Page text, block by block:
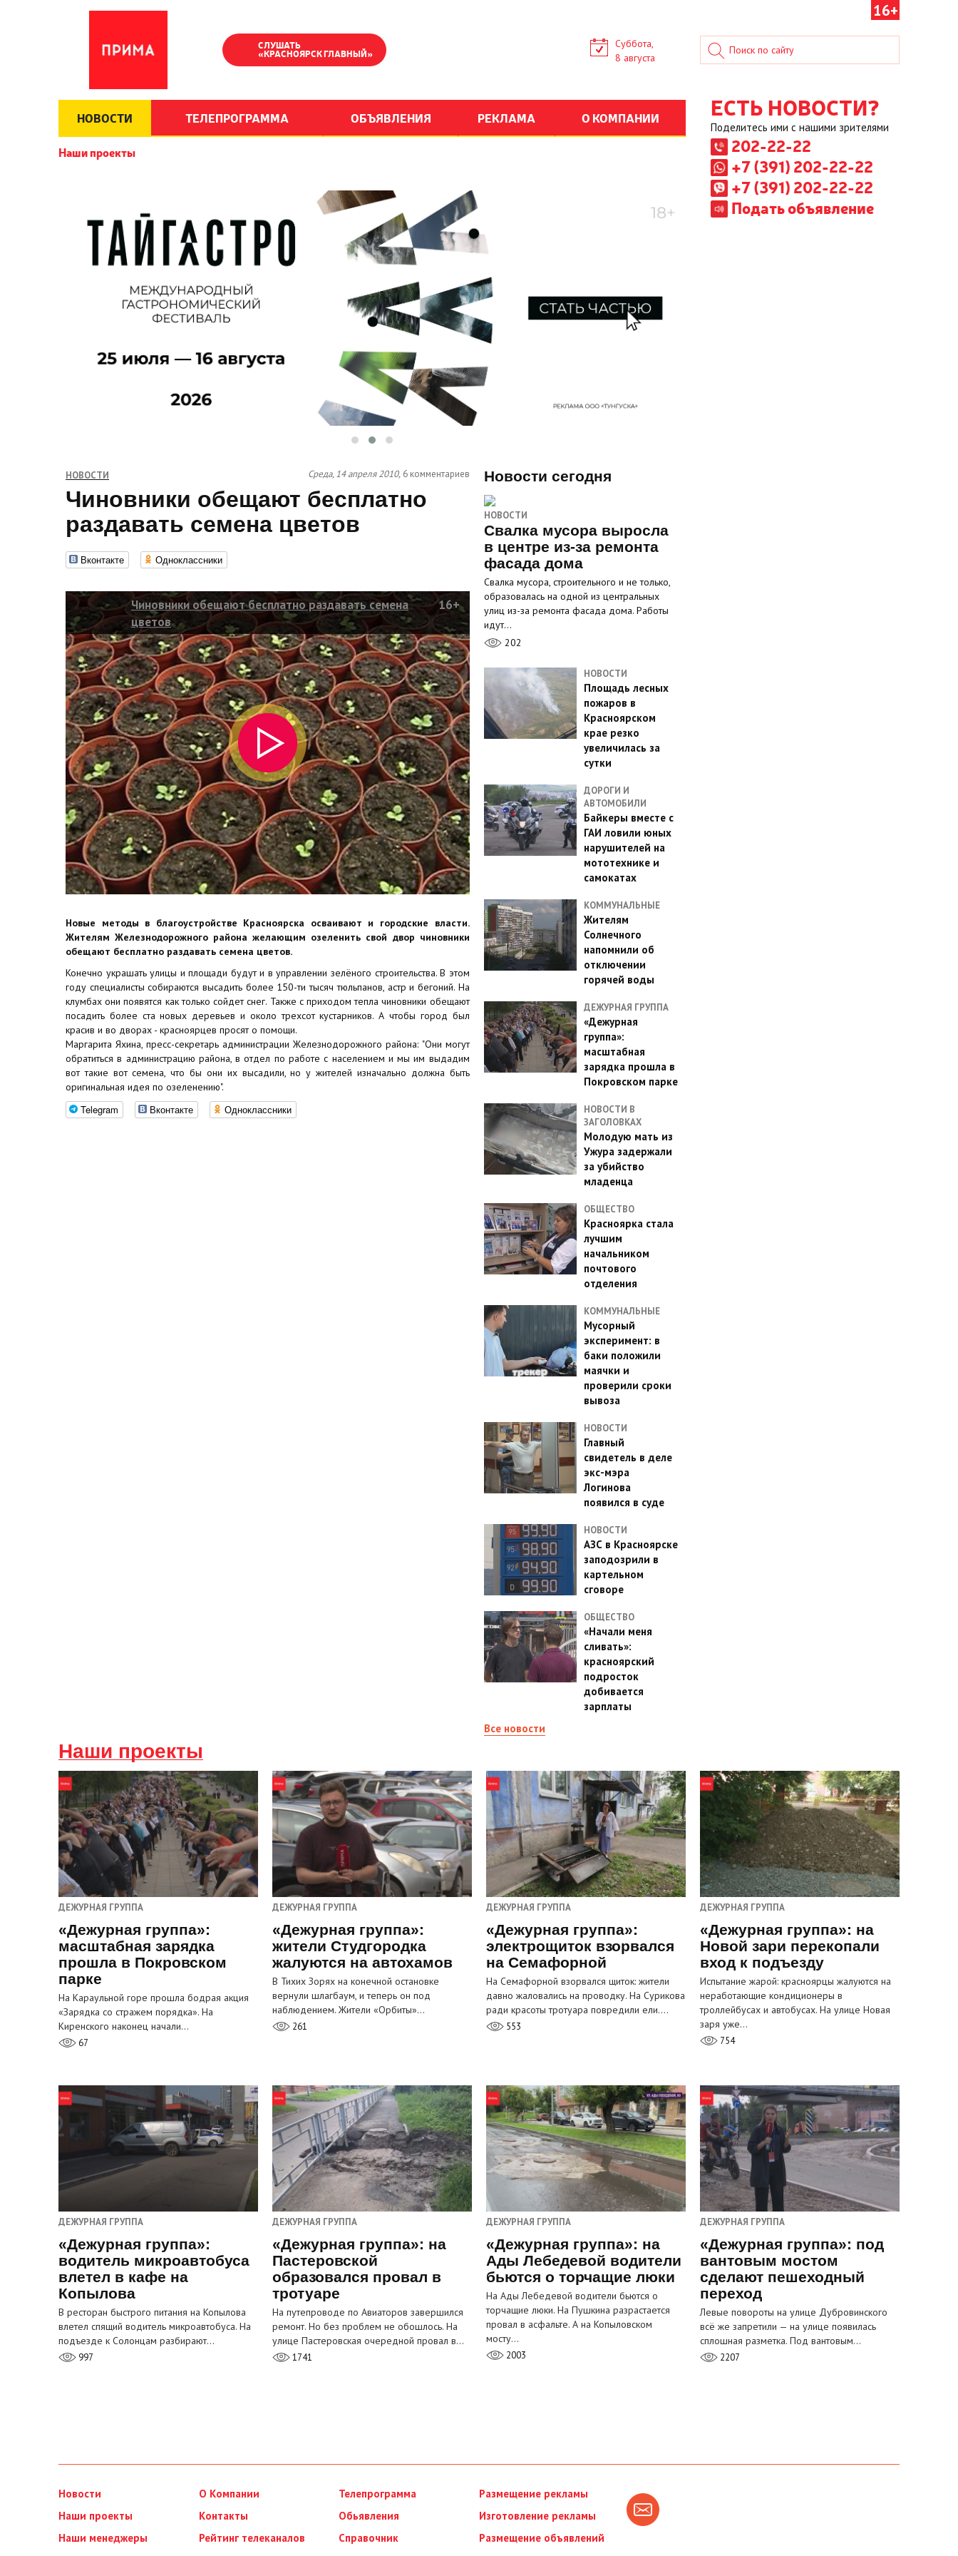
16+
СЛУШАТЬ
«КРАСНОЯРСК ГЛАВНЫЙ»
Суббота,
8 августа
НОВОСТИ ТЕЛЕПРОГРАММА ОБЪЯВЛЕНИЯ РЕКЛАМА О КОМПАНИИ
Наши проекты
ЕСТЬ НОВОСТИ?
Поделитесь ими с нашими зрителями
202-22-22
+7 (391) 202-22-22
+7 (391) 202-22-22
Подать объявление
НОВОСТИ Среда, 14 апреля 2010, 6 комментариев
Чиновники обещают бесплатно
раздавать семена цветов
Вконтакте Одноклассники
Чиновники обещают бесплатно раздавать семена
цветов
16+
Новые методы в благоустройстве Красноярска осваивают и городские власти.
Жителям Железнодорожного района желающим озеленить свой двор чиновники
обещают бесплатно раздавать семена цветов.
Конечно украшать улицы и площади будут и в управлении зелёного строительства. В этом
году специалисты собираются высадить более 150-ти тысяч тюльпанов, астр и бегоний. На
клумбах они появятся как только сойдет снег. Также с приходом тепла чиновники обещают
посадить более ста новых деревьев и около трехсот кустарников. А чтобы город был
красив и во дворах - красноярцев просят о помощи.
Маргарита Яхина, пресс-секретарь администрации Железнодорожного района: "Они могут
обратиться в администрацию района, в отдел по работе с населением и мы им выдадим
вот такие вот семена, что бы они их высадили, но у жителей изначально должна быть
оригинальная идея по озеленению".
Telegram Вконтакте Одноклассники
Новости сегодня
НОВОСТИ
Свалка мусора выросла
в центре из-за ремонта
фасада дома
Свалка мусора, строительного и не только,
образовалась на одной из центральных
улиц из-за ремонта фасада дома. Работы
идут…
202
НОВОСТИ
Площадь лесных
пожаров в
Красноярском
крае резко
увеличилась за
сутки
ДОРОГИ И
АВТОМОБИЛИ
Байкеры вместе с
ГАИ ловили юных
нарушителей на
мототехнике и
самокатах
КОММУНАЛЬНЫЕ
Жителям
Солнечного
напомнили об
отключении
горячей воды
ДЕЖУРНАЯ ГРУППА
«Дежурная
группа»:
масштабная
зарядка прошла в
Покровском парке
НОВОСТИ В
ЗАГОЛОВКАХ
Молодую мать из
Ужура задержали
за убийство
младенца
ОБЩЕСТВО
Красноярка стала
лучшим
начальником
почтового
отделения
КОММУНАЛЬНЫЕ
Мусорный
эксперимент: в
баки положили
маячки и
проверили сроки
вывоза
НОВОСТИ
Главный
свидетель в деле
экс-мэра
Логинова
появился в суде
НОВОСТИ
АЗС в Красноярске
заподозрили в
картельном
сговоре
ОБЩЕСТВО
«Начали меня
сливать»:
красноярский
подросток
добивается
зарплаты
Все новости
Наши проекты
ДЕЖУРНАЯ ГРУППА
«Дежурная группа»:
масштабная зарядка
прошла в Покровском
парке
На Караульной горе прошла бодрая акция
«Зарядка со стражем порядка». На
Киренского наконец начали…
67
ДЕЖУРНАЯ ГРУППА
«Дежурная группа»:
жители Студгородка
жалуются на автохамов
В Тихих Зорях на конечной остановке
вернули шлагбаум, и теперь он под
наблюдением. Жители «Орбиты»…
261
ДЕЖУРНАЯ ГРУППА
«Дежурная группа»:
электрощиток взорвался
на Семафорной
На Семафорной взорвался щиток: жители
давно жаловались на проводку. На Сурикова
ради красоты тротуара повредили ели.…
553
ДЕЖУРНАЯ ГРУППА
«Дежурная группа»: на
Новой зари перекопали
вход к подъезду
Испытание жарой: красноярцы жалуются на
неработающие кондиционеры в
троллейбусах и автобусах. На улице Новая
заря уже…
754
ДЕЖУРНАЯ ГРУППА
«Дежурная группа»:
водитель микроавтобуса
влетел в кафе на
Копылова
В ресторан быстрого питания на Копылова
влетел спящий водитель микроавтобуса. На
подъезде к Солонцам разбирают…
997
ДЕЖУРНАЯ ГРУППА
«Дежурная группа»: на
Пастеровской
образовался провал в
тротуаре
На путепроводе по Авиаторов завершился
ремонт. Но без проблем не обошлось. На
улице Пастеровская очередной провал в…
1741
ДЕЖУРНАЯ ГРУППА
«Дежурная группа»: на
Ады Лебедевой водители
бьются о торчащие люки
На Ады Лебедевой водители бьются о
торчащие люки. На Пушкина разрастается
провал в асфальте. А на Копыловском
мосту…
2003
ДЕЖУРНАЯ ГРУППА
«Дежурная группа»: под
вантовым мостом
сделают пешеходный
переход
Левые повороты на улице Дубровинского
всё же запретили — на улице появилась
сплошная разметка. Под вантовым…
2207
Новости
Наши проекты
Наши менеджеры
О Компании
Контакты
Рейтинг телеканалов
Телепрограмма
Обьявления
Справочник
Размещение рекламы
Изготовление рекламы
Размещение объявлений